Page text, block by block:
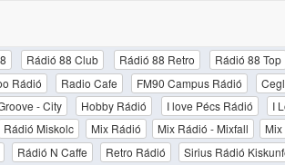
Rádió 88 Club Rádió 88 Retro Rádió 88 Top
Rádió Radio Cafe FM90 Campus Rádió
- City Hobby Rádió I love Pécs Rádió I
Rádió Miskolc Mix Rádió Mix Rádió - Mixfall
Rádió N Caffe Retro Rádió Sirius Rádió